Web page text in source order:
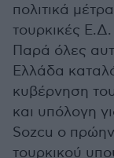
πολιτικά
τουρκικές
Παρά όλες
Ελλάδα
κυβέρνηση
και υπόλογη
Sozcu ο
τουρκικού